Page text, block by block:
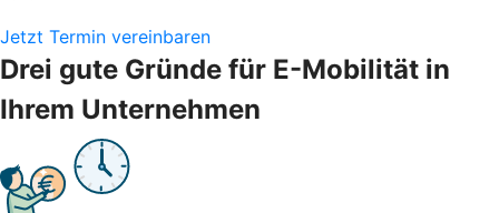
Jetzt Termin vereinbaren
Drei gute Gründe für E-Mobilität in
Ihrem Unternehmen